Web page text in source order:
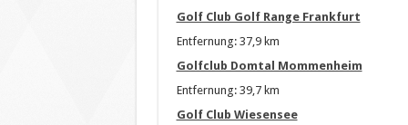
Golf Club Golf Range Frankfurt
Entfernung: 37,9 km
Golfclub Domtal Mommenheim
Entfernung: 39,7 km
Golf Club Wiesensee